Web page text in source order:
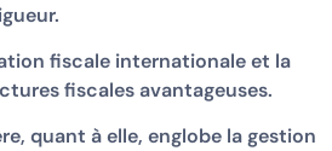
fiscale internationale et la
fiscales avantageuses.
quant à elle, englobe la gestion